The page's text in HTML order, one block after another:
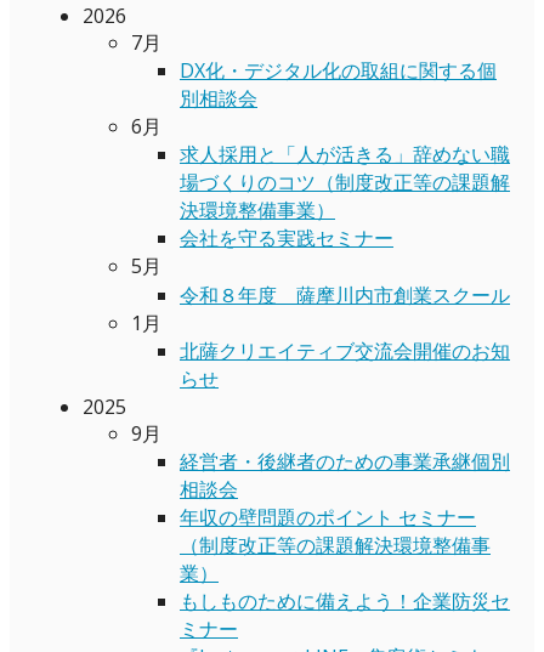
2026
7月
DX化・デジタル化の取組に関する個
別相談会
6月
求人採用と「人が活きる」辞めない職
場づくりのコツ（制度改正等の課題解
決環境整備事業）
会社を守る実践セミナー
5月
令和８年度 薩摩川内市創業スクール
1月
北薩クリエイティブ交流会開催のお知
らせ
2025
9月
経営者・後継者のための事業承継個別
相談会
年収の壁問題のポイント セミナー
（制度改正等の課題解決環境整備事
業）
もしものために備えよう！企業防災セ
ミナー